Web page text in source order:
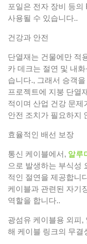
포일은 전자 장비 등의
사용될 수 있습니다..
건강과 안전
단열재는 건물에만 적
카 데크는 절연 및 내
습니다., 그래서 승객
프로젝트에 지붕 단열
적이며 산업 건강 문제
안전 조치가 필요하지
효율적인 배선 보장
통신 케이블에서, 알루
으로 발생하는 부식성
적인 절연을 제공합니
케이블과 관련된 자기
역할을 합니다..
광섬유 케이블용 외피,
해 케이블 링크의 무결